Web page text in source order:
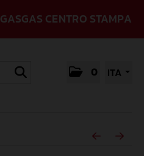
GASGAS CENTRO STAMPA
0 ITA